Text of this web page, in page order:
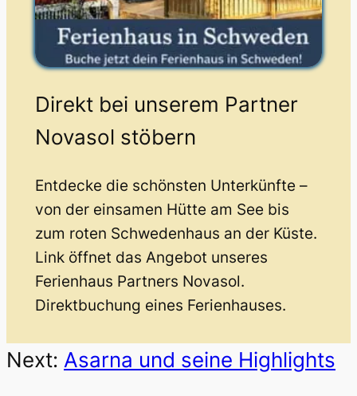
Direkt bei unserem Partner
Novasol stöbern
Entdecke die schönsten Unterkünfte –
von der einsamen Hütte am See bis
zum roten Schwedenhaus an der Küste.
Link öffnet das Angebot unseres
Ferienhaus Partners Novasol.
Direktbuchung eines Ferienhauses.
Next: Asarna und seine Highlights